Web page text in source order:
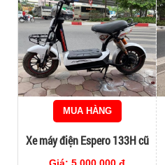
MUA HÀNG
Xe máy điện Espero 133H cũ